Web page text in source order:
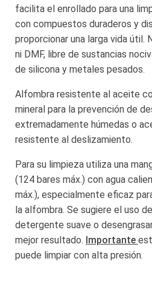
facilita el enrollado para una
con compuestos duraderos y
proporcionar una larga vida útil.
ni DMF, libre de sustancias
de silicona y metales pesados.
Alfombra resistente al aceite
mineral para la prevención de
extremadamente húmedas o
resistente al deslizamiento.
Para su limpieza utiliza una
(124 bares máx.) con agua
máx.), especialmente eficaz
la alfombra. Se sugiere el uso
detergente suave o
mejor resultado. Importante
puede limpiar con alta presión.